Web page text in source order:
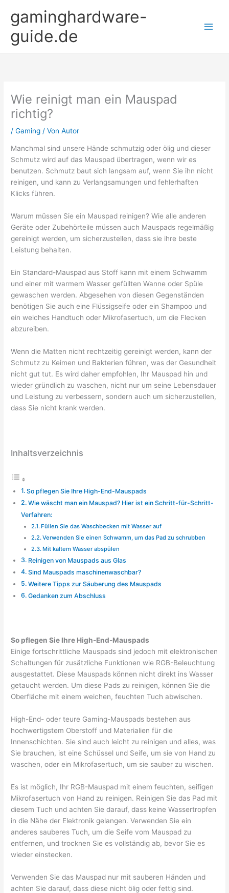
Inhalt
springen
gaminghardware-
guide.de
Wie reinigt man ein Mauspad
richtig?
/Gaming / VonAutor
Manchmal sind unsere Hände schmutzig oder ölig und dieser
Schmutz wird auf das Mauspad übertragen, wenn wir es
benutzen. Schmutz baut sich langsam auf, wenn Sie ihn nicht
reinigen, und kann zu Verlangsamungen und fehlerhaften
Klicks führen.
Warum müssen Sie ein Mauspad reinigen? Wie alle anderen
Geräte oder Zubehörteile müssen auch Mauspads regelmäßig
gereinigt werden, um sicherzustellen, dass sie ihre beste
Leistung behalten.
Ein Standard-Mauspad aus Stoff kann mit einem Schwamm
und einer mit warmem Wasser gefüllten Wanne oder Spüle
gewaschen werden. Abgesehen von diesen Gegenständen
benötigen Sie auch eine Flüssigseife oder ein Shampoo und
ein weiches Handtuch oder Mikrofasertuch, um die Flecken
abzureiben.
Wenn die Matten nicht rechtzeitig gereinigt werden, kann der
Schmutz zu Keimen und Bakterien führen, was der Gesundheit
nicht gut tut. Es wird daher empfohlen, Ihr Mauspad hin und
wieder gründlich zu waschen, nicht nur um seine Lebensdauer
und Leistung zu verbessern, sondern auch um sicherzustellen,
dass Sie nicht krank werden.
Inhaltsverzeichnis
So pflegen Sie Ihre High-End-Mauspads
Wie wäscht man ein Mauspad? Hier ist ein Schritt-für-Schritt-
Verfahren:
Füllen Sie das Waschbecken mit Wasser auf
Verwenden Sie einen Schwamm, um das Pad zu schrubben
Mit kaltem Wasser abspülen
Reinigen von Mauspads aus Glas
Sind Mauspads maschinenwaschbar?
Weitere Tipps zur Säuberung des Mauspads
Gedanken zum Abschluss
So pflegen Sie Ihre High-End-Mauspads
Einige fortschrittliche Mauspads sind jedoch mit elektronischen
Schaltungen für zusätzliche Funktionen wie RGB-Beleuchtung
ausgestattet. Diese Mauspads können nicht direkt ins Wasser
getaucht werden. Um diese Pads zu reinigen, können Sie die
Oberfläche mit einem weichen, feuchten Tuch abwischen.
High-End- oder teure Gaming-Mauspads bestehen aus
hochwertigstem Oberstoff und Materialien für die
Innenschichten. Sie sind auch leicht zu reinigen und alles, was
Sie brauchen, ist eine Schüssel und Seife, um sie von Hand zu
waschen, oder ein Mikrofasertuch, um sie sauber zu wischen.
Es ist möglich, Ihr RGB-Mauspad mit einem feuchten, seifigen
Mikrofasertuch von Hand zu reinigen. Reinigen Sie das Pad mit
diesem Tuch und achten Sie darauf, dass keine Wassertropfen
in die Nähe der Elektronik gelangen. Verwenden Sie ein
anderes sauberes Tuch, um die Seife vom Mauspad zu
entfernen, und trocknen Sie es vollständig ab, bevor Sie es
wieder einstecken.
Verwenden Sie das Mauspad nur mit sauberen Händen und
achten Sie darauf, dass diese nicht ölig oder fettig sind.